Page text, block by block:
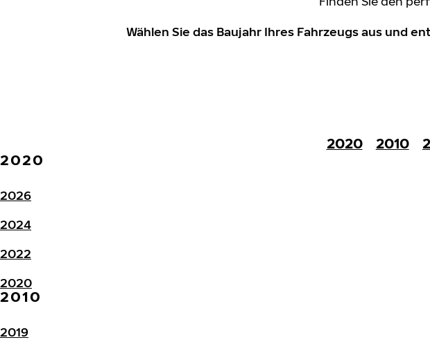
Wählen Sie das Baujahr Ihres Fahrzeugs aus und
2020 2010
2020
2026
2024
2022
2020
2010
2019